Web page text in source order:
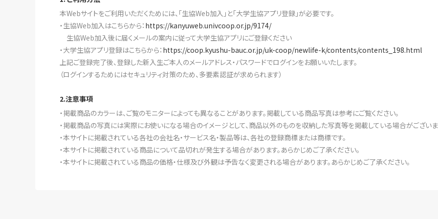
本Webサイトをご利用いただくためには、「生協Web加入」と「大学生協アプリ登録」が必要です。
・生協Web加入はこちらから： https://kanyuweb.univcoop.or.jp/9174/
生協Web加入後に届くメールの案内に従って大学生協アプリにご登録ください
・大学生協アプリ登録はこちらから： https://coop.kyushu-bauc.or.jp/uk-coop/newlife-k/contents/contents_198.html
上記ご登録完了後、登録した新入生ご本人のメールアドレス・パスワードでログインをお願いいたします。
（ログインするためにはセキュリティ対策のため、多要素認証が求められます）
2.注意事項
・掲載商品のカラーは、ご覧のモニターによっても異なることがあります。掲載している商品写真は参考にご覧ください。
・掲載商品の写真には実際にお使いになる場合のイメージとして、商品以外のものを収納した写真等を掲載している場合がございま
・本サイトに掲載されている各社の会社名・サービス名・製品等は、各社の登録商標または商標です。
・本サイトに掲載されている商品について品切れが発生する場合があります。あらかじめご了承ください。
・本サイトに掲載されている商品の価格・仕様及び外観は予告なく変更される場合があります。あらかじめご了承ください。